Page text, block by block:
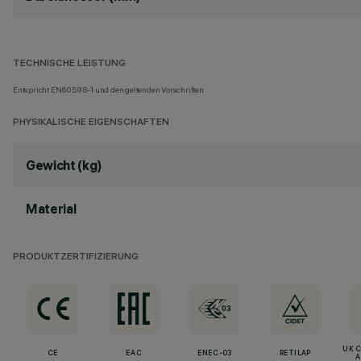
TECHNISCHE LEISTUNG
Entspricht EN60598-1 und den geltenden Vorschriften.
PHYSIKALISCHE EIGENSCHAFTEN
Gewicht (kg)
Material
PRODUKTZERTIFIZIERUNG
CE EAC ENEC-03 RETILAP
UK